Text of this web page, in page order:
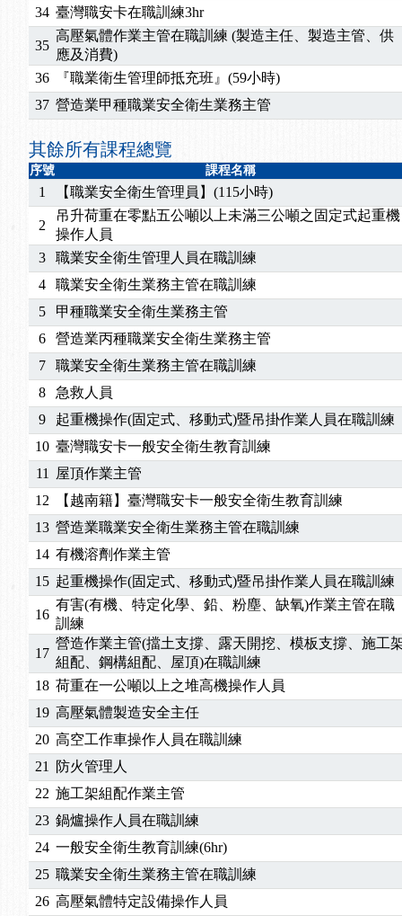
34 臺灣職安卡在職訓練3hr
35
高壓氣體作業主管在職訓練 (製造主任、製造主管、供
應及消費)
36
『職業衛生管理師抵充班』(59小時)
37 營造業甲種職業安全衛生業務主管
其餘所有課程總覽
序號 課程名稱
1 【職業安全衛生管理員】(115小時)
2
吊升荷重在零點五公噸以上未滿三公噸之固定式起重機
操作人員
3
職業安全衛生管理人員在職訓練
4
職業安全衛生業務主管在職訓練
5
甲種職業安全衛生業務主管
6
營造業丙種職業安全衛生業務主管
7
職業安全衛生業務主管在職訓練
8
急救人員
9
起重機操作(固定式、移動式)暨吊掛作業人員在職訓練
10 臺灣職安卡一般安全衛生教育訓練
11
屋頂作業主管
12
【越南籍】臺灣職安卡一般安全衛生教育訓練
13 營造業職業安全衛生業務主管在職訓練
14 有機溶劑作業主管
15 起重機操作(固定式、移動式)暨吊掛作業人員在職訓練
16
有害(有機、特定化學、鉛、粉塵、缺氧)作業主管在職
訓練
17
營造作業主管(擋土支撐、露天開挖、模板支撐、施工
組配、鋼構組配、屋頂)在職訓練
18 荷重在一公噸以上之堆高機操作人員
19 高壓氣體製造安全主任
20 高空工作車操作人員在職訓練
21
防火管理人
22 施工架組配作業主管
23 鍋爐操作人員在職訓練
24 一般安全衛生教育訓練(6hr)
25 職業安全衛生業務主管在職訓練
26 高壓氣體特定設備操作人員